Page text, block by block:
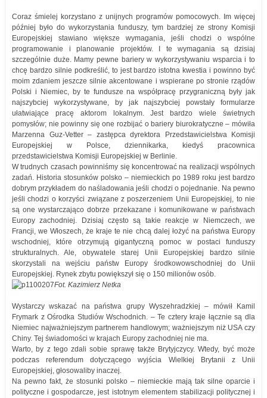
Coraz śmielej korzystano z unijnych programów pomocowych. Im więcej
później było do wykorzystania funduszy, tym bardziej ze strony Komisji
Europejskiej stawiano większe wymagania, jeśli chodzi o wspólne
programowanie i planowanie projektów. I te wymagania są dzisiaj
szczególnie duże. Mamy pewne bariery w wykorzystywaniu wsparcia i to
chcę bardzo silnie podkreślić, to jest bardzo istotna kwestia i powinno być
moim zdaniem jeszcze silnie akcentowane i wspierane po stronie rządów
Polski i Niemiec, by te fundusze na współpracę przygraniczną były jak
najszybciej wykorzystywane, by jak najszybciej powstały formularze
ułatwiające pracę aktorom lokalnym. Jest bardzo wiele świetnych
pomysłów; nie powinny się one rozbijać o bariery biurokratyczne – mówiła
Marzenna Guz-Vetter – zastępca dyrektora Przedstawicielstwa Komisji
Europejskiej w Polsce, dziennikarka, kiedyś pracownica
przedstawicielstwa Komisji Europejskiej w Berlinie.
W trudnych czasach powinniśmy się koncentrować na realizacji wspólnych
zadań. Historia stosunków polsko – niemieckich po 1989 roku jest bardzo
dobrym przykładem do naśladowania jeśli chodzi o pojednanie. Na pewno
jeśli chodzi o korzyści związane z poszerzeniem Unii Europejskiej, to nie
są one wystarczająco dobrze przekazane i komunikowane w państwach
Europy zachodniej. Dzisiaj często są takie reakcje w Niemczech, we
Francji, we Włoszech, że kraje te nie chcą dalej łożyć na państwa Europy
wschodniej, które otrzymują gigantyczną pomoc w postaci funduszy
strukturalnych. Ale, obywatele starej Unii Europejskiej bardzo silnie
skorzystali na wejściu państw Europy środkowowschodniej do Unii
Europejskiej. Rynek zbytu powiększył się o 150 milionów osób.
Fot. Kazimierz Netka
Wystarczy wskazać na państwa grupy Wyszehradzkiej – mówił Kamil
Frymark z Ośrodka Studiów Wschodnich. – Te cztery kraje łącznie są dla
Niemiec najważniejszym partnerem handlowym; ważniejszym niż USA czy
Chiny. Tej świadomości w krajach Europy zachodniej nie ma.
Warto, by z tego zdali sobie sprawę także Brytyjczycy. Wtedy, być może
podczas referendum dotyczącego wyjścia Wielkiej Brytanii z Unii
Europejskiej, głosowaliby inaczej.
Na pewno fakt, że stosunki polsko – niemieckie mają tak silne oparcie i
polityczne i gospodarcze, jest istotnym elementem stabilizacji politycznej i